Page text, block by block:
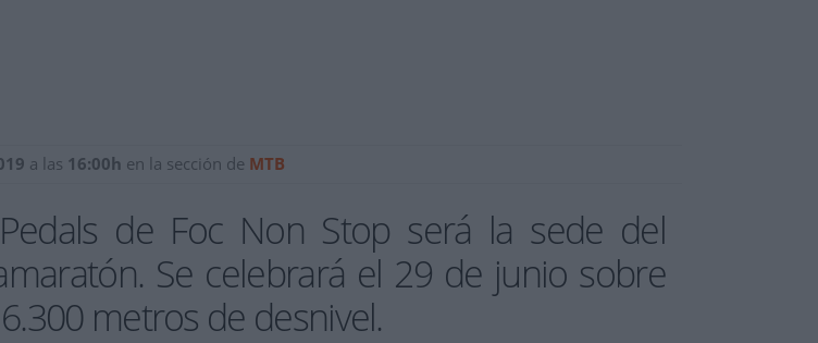
a las 16:00h en la sección de MTB
de Foc Non Stop será la sede del
Se celebrará el 29 de junio sobre
metros de desnivel.